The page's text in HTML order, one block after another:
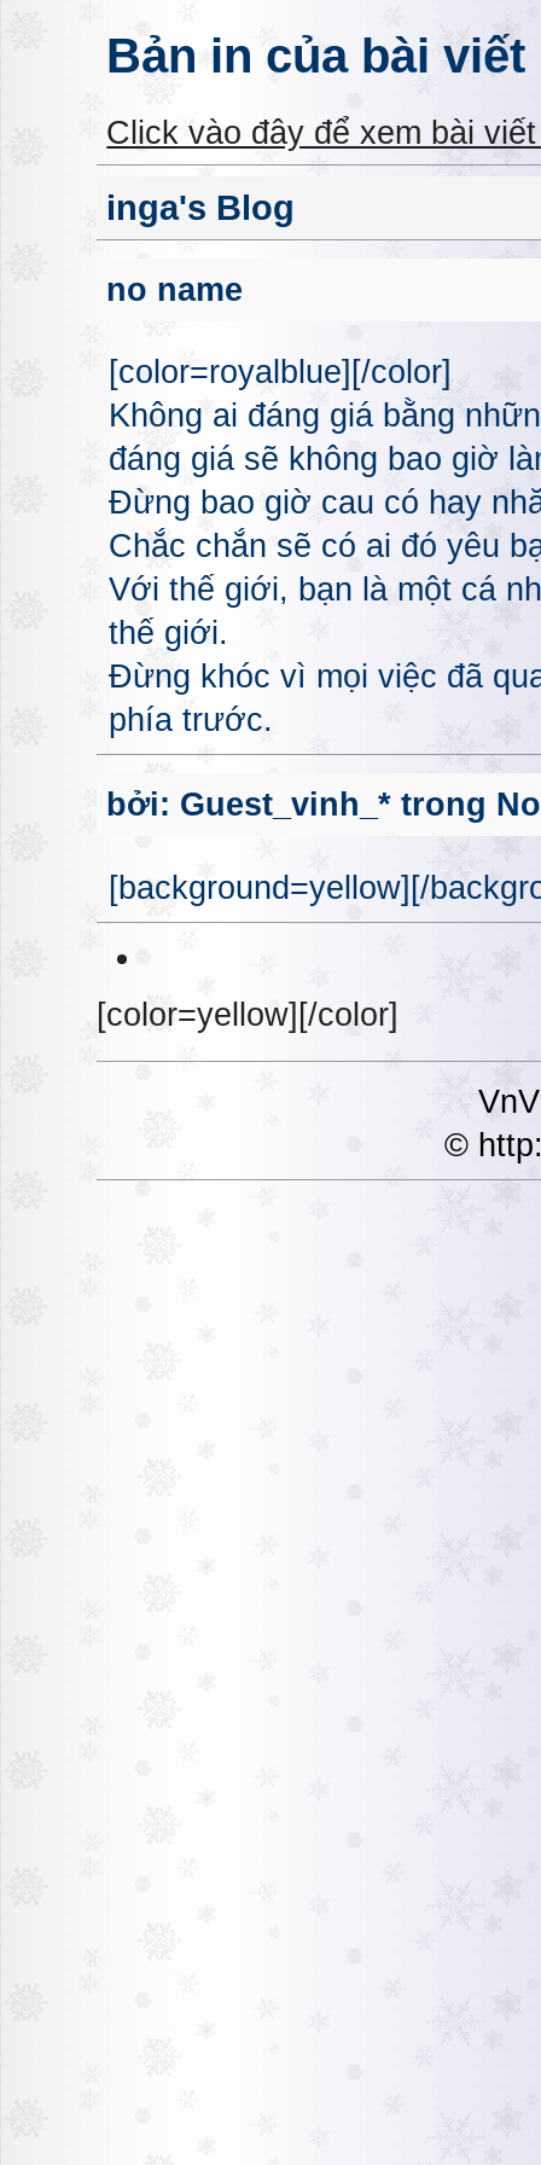
Bản in của bài viết
Click vào đây để xem bài
inga's Blog
no name
[color=royalblue][/color]
Không ai đáng giá bằng
đáng giá sẽ không bao giờ
Đừng bao giờ cau có hay
Chắc chắn sẽ có ai đó yêu
Với thế giới, bạn là một cá
thế giới.
Đừng khóc vì mọi việc đã
phía trước.
bởi: Guest_vinh_* trong
[background=yellow][/
[color=yellow][/color]
©